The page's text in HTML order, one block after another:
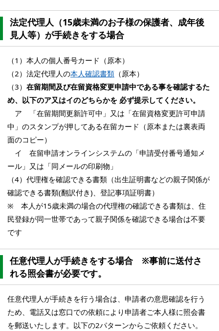
法定代理人（15歳未満のお子様の保護者、成年後
見人等）が手続きをする場合
（1）本人の個人番号カード（原本）
（2）法定代理人の本人確認書類 （原本）
（3） 在留期間及び在留資格変更申請中である事を確認するた
め、以下のア又はイのどちらかを 必ず提示してください。
ア 「在留期間更新許可中」又は「在留資格変更許可申請
中」のスタンプが押してある在留カード（原本または裏表両
面のコピー）
イ 在留申請オンラインシステムの「申請受付番号通知メ
ール」又は「同メールの印刷物」
（4）代理権を確認できる書類（出生証明書などの親子関係が
確認できる書類(翻訳付き)、登記事項証明書）
※ 本人が15歳未満の場合の代理権の確認できる書類は、住
民登録が同一世帯であって親子関係を確認できる場合は不要
です
任意代理人が手続きをする場合 ※事前に送付さ
れる照会書が必要です。
任意代理人が手続きを行う場合は、申請者の意思確認を行う
ため、電話又は窓口での依頼により申請者ご本人様に照会書
を郵送いたします。以下の2パターンからご依頼ください。